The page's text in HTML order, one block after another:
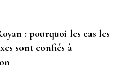
: pourquoi les cas les
sont confiés à